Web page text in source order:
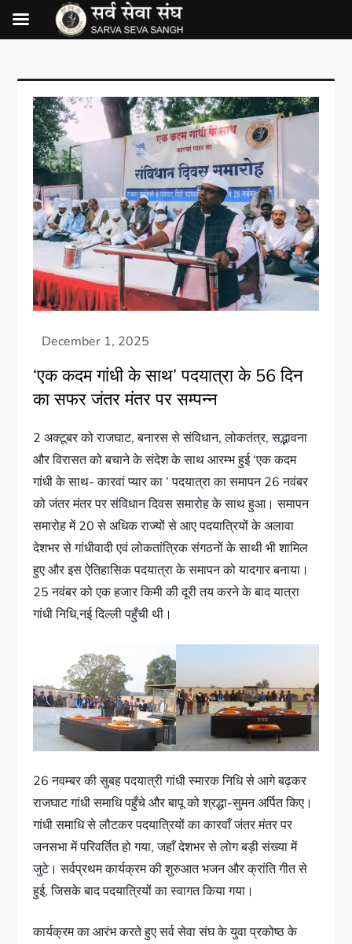
‘एक कदम गांधी के साथ’ पदयात्रा के 56 दिन
का सफर जंतर मंतर पर सम्पन्न
2 अक्टूबर को राजघाट, बनारस से संविधान, लोकतंत्र, सद्भावना
और विरासत को बचाने के संदेश के साथ आरम्भ हुई ‘एक कदम
गांधी के साथ- कारवां प्यार का ’ पदयात्रा का समापन 26 नवंबर
को जंतर मंतर पर संविधान दिवस समारोह के साथ हुआ। समापन
समारोह में 20 से अधिक राज्यों से आए पदयात्रियों के अलावा
देशभर से गांधीवादी एवं लोकतांत्रिक संगठनों के साथी भी शामिल
हुए और इस ऐतिहासिक पदयात्रा के समापन को यादगार बनाया।
25 नवंबर को एक हजार किमी की दूरी तय करने के बाद यात्रा
गांधी निधि,नई दिल्ली पहुँची थी।
26 नवम्बर की सुबह पदयात्री गांधी स्मारक निधि से आगे बढ़कर
राजघाट गांधी समाधि पहुँचे और बापू को श्रद्धा-सुमन अर्पित किए।
गांधी समाधि से लौटकर पदयात्रियों का कारवाँ जंतर मंतर पर
जनसभा में परिवर्तित हो गया, जहाँ देशभर से लोग बड़ी संख्या में
जुटे। सर्वप्रथम कार्यक्रम की शुरुआत भजन और क्रांति गीत से
हुई, जिसके बाद पदयात्रियों का स्वागत किया गया।
कार्यक्रम का आरंभ करते हुए सर्व सेवा संघ के युवा प्रकोष्ठ के